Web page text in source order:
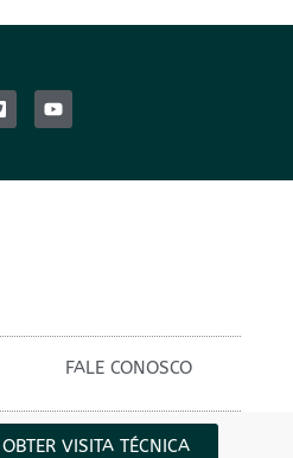
FALE CONOSCO
OBTER VISITA TÉCNICA